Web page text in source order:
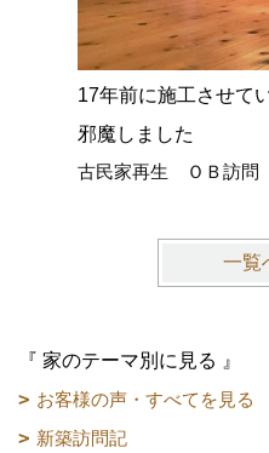
17年前に施工させて
邪魔しました
古民家再生 ＯＢ訪問
一覧
『 家のテーマ別に見る 』
お客様の声・すべてを見る
新築訪問記